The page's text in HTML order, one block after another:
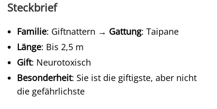
Steckbrief
Familie: Giftnattern → Gattung: Taipane
Länge: Bis 2,5 m
Gift: Neurotoxisch
Besonderheit: Sie ist die giftigste, aber nicht
die gefährlichste